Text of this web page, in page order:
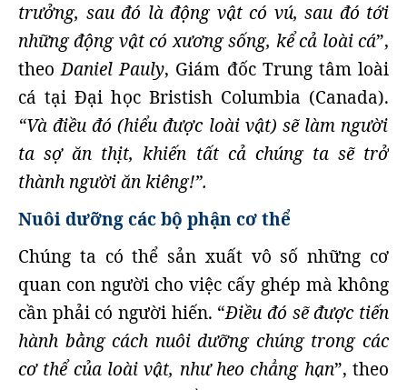
trưởng, sau đó là động vật có vú, sau đó tới
những động vật có xương sống, kể cả loài cá”,
theoDaniel Pauly, Giám đốc Trung tâm loài
cá tại Đại học Bristish Columbia (Canada).
“Và điều đó (hiểu được loài vật) sẽ làm người
ta sợ ăn thịt, khiến tất cả chúng ta sẽ trở
thành người ăn kiêng!”.
Nuôi dưỡng các bộ phận cơ thể
Chúng ta có thể sản xuất vô số những cơ
quan con người cho việc cấy ghép mà không
cần phải có người hiến. “Điều đó sẽ được tiến
hành bằng cách nuôi dưỡng chúng trong các
cơ thể của loài vật, như heo chẳng hạn”, theo